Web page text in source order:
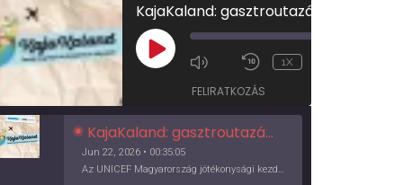
PLAY
EPISODE
1X
FELIRATKOZÁS
KajaKaland: gasztroutazás a föld körül
Jun 22, 2026 • 00:35:05
Az UNICEF Magyarország jótékonysági kezdeményezése izgalmas, egész éves világkörüli ízutazásra hív, igazi családi program és gasztroedukáció, illetve segítség a rászorulóknak is egyben.